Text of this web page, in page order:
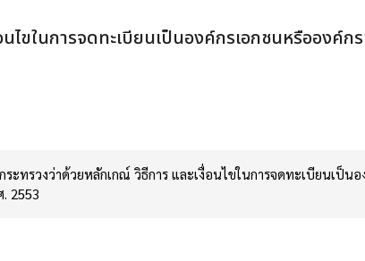
ไขในการจดทะเบียนเป็นองค์กรเอกชนหรือองค์
ระทรวงว่าด้วยหลักเกณ์ วิธีการ และเงื่อนไขในการจดทะเบียนเป็
2553